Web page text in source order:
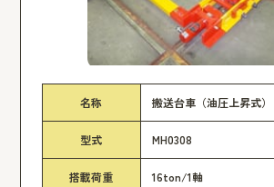
名称 搬送台車（油圧上昇式）
型式 MH0308
搭載荷重 16ton/1軸